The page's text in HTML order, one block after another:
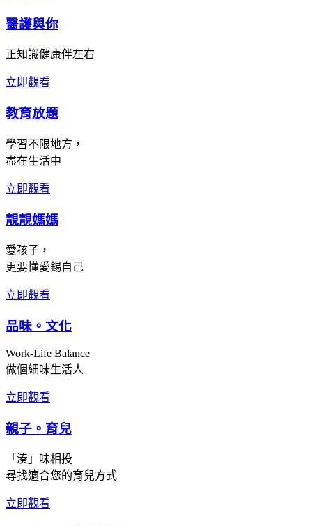
醫護與你
正知識健康伴左右
立即觀看
教育放題
學習不限地方，
盡在生活中
立即觀看
靚靚媽媽
愛孩子，
更要懂愛錫自己
立即觀看
品味。文化
Work-Life Balance
做個細味生活人
立即觀看
親子。育兒
「湊」味相投
尋找適合您的育兒方式
立即觀看